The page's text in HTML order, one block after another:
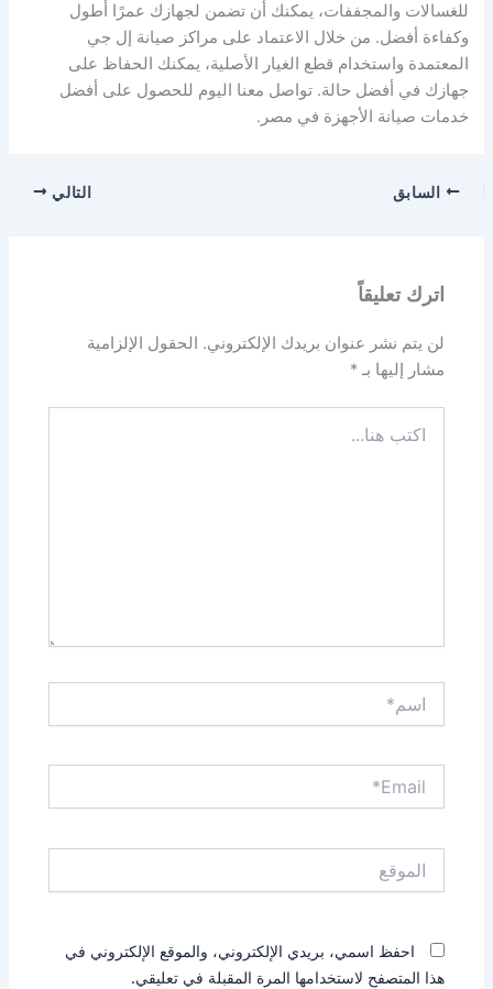
للغسالات والمجففات، يمكنك أن تضمن لجهازك عمرًا أطول
وكفاءة أفضل. من خلال الاعتماد على مراكز صيانة إل جي
المعتمدة واستخدام قطع الغيار الأصلية، يمكنك الحفاظ على
جهازك في أفضل حالة. تواصل معنا اليوم للحصول على أفضل
خدمات صيانة الأجهزة في مصر.
السابق التالي
اترك تعليقاً
لن يتم نشر عنوان بريدك الإلكتروني. الحقول الإلزامية
مشار إليها بـ*
هنا...
احفظ اسمي، بريدي الإلكتروني، والموقع الإلكتروني في
هذا المتصفح لاستخدامها المرة المقبلة في تعليقي.